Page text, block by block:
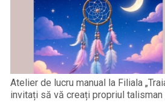
Atelier de lucru manual la Filiala
invitați să vă creați propriul talisman